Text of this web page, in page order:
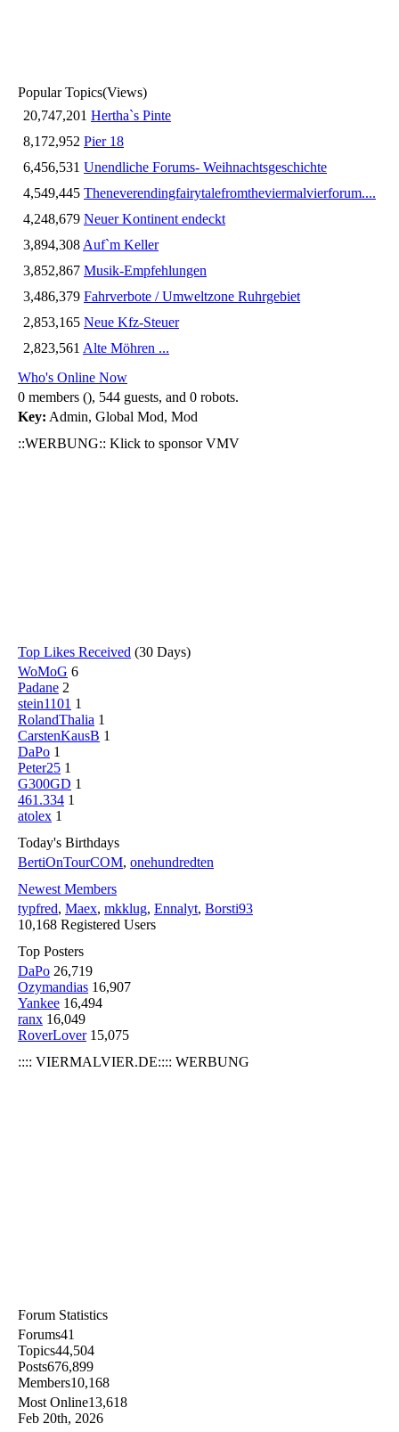
Popular Topics(Views)
20,747,201 Hertha`s Pinte
8,172,952 Pier 18
6,456,531 Unendliche Forums- Weihnachtsgeschichte
4,549,445 Theneverendingfairytalefromtheviermalvierforum....
4,248,679 Neuer Kontinent endeckt
3,894,308 Auf`m Keller
3,852,867 Musik-Empfehlungen
3,486,379 Fahrverbote / Umweltzone Ruhrgebiet
2,853,165 Neue Kfz-Steuer
2,823,561 Alte Möhren ...
Who's Online Now
0 members (), 544 guests, and 0 robots.
Key: Admin, Global Mod, Mod
::WERBUNG:: Klick to sponsor VMV
Top Likes Received (30 Days)
WoMoG 6
Padane 2
stein1101 1
RolandThalia 1
CarstenKausB 1
DaPo 1
Peter25 1
G300GD 1
461.334 1
atolex 1
Today's Birthdays
BertiOnTourCOM, onehundredten
Newest Members
typfred, Maex, mkklug, Ennalyt, Borsti93
10,168 Registered Users
Top Posters
DaPo 26,719
Ozymandias 16,907
Yankee 16,494
ranx 16,049
RoverLover 15,075
:::: VIERMALVIER.DE:::: WERBUNG
Forum Statistics
Forums41
Topics44,504
Posts676,899
Members10,168
Most Online13,618
Feb 20th, 2026